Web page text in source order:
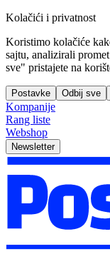
Kolačići i privatnost
Koristimo kolačiće
sajtu, analizirali
sve" pristajete na
Postavke Odbij sve
Kompanije
Rang liste
Webshop
Newsletter